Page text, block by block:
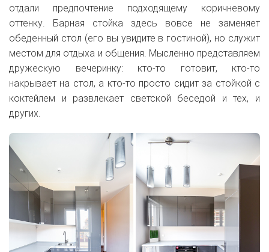
отдали предпочтение подходящему коричневому
оттенку. Барная стойка здесь вовсе не заменяет
обеденный стол (его вы увидите в гостиной), но служит
местом для отдыха и общения. Мысленно представляем
дружескую вечеринку: кто-то готовит, кто-то
накрывает на стол, а кто-то просто сидит за стойкой с
коктейлем и развлекает светской беседой и тех, и
других.